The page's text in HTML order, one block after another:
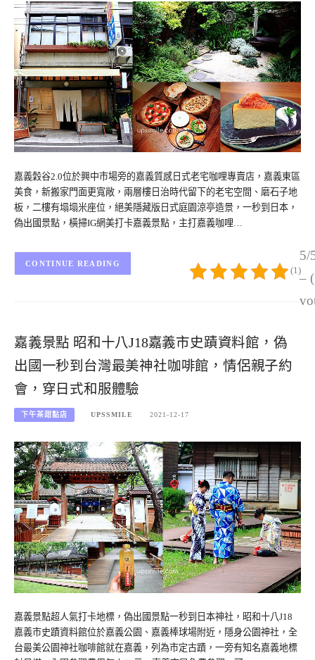
嘉義穀谷2.0位於興中市場旁的嘉義質感日式老宅咖哩專賣店，嘉義東區
美食，新搬家門面更寬敞，兩層樓日治時代留下的老宅空間、磨石子地
板，二樓有塌塌米座位，絕美隱藏版日式庭園涼亭造景，一秒到日本，
偽出國景點，橫掃IG網美打卡嘉義景點，主打嘉義咖哩…
5/
–
(1)
CONTINUE READING
嘉義景點 昭和十八J18嘉義市史蹟資料館，偽
出國一秒到台灣最美神社咖啡館，情侶親子約
會，穿日式和服體驗
下午茶甜點店 UPSSMILE 2021-12-17
嘉義景點超人氣打卡地標，偽出國景點一秒到日本神社，昭和十八J18
嘉義市史蹟資料館位於嘉義公園、嘉義棒球場附近，隱身公園神社，全
台最美公園神社咖啡館就在嘉義，列為市定古蹟，一旁有知名嘉義地標